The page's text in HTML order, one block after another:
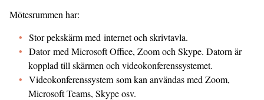
Mötesrummen har:
Stor pekskärm med internet och skrivtavla.
Dator med Microsoft Office, Zoom och Skype. Datorn är
kopplad till skärmen och videokonferenssystemet.
Videokonferenssystem som kan användas med Zoom,
Microsoft Teams, Skype osv.